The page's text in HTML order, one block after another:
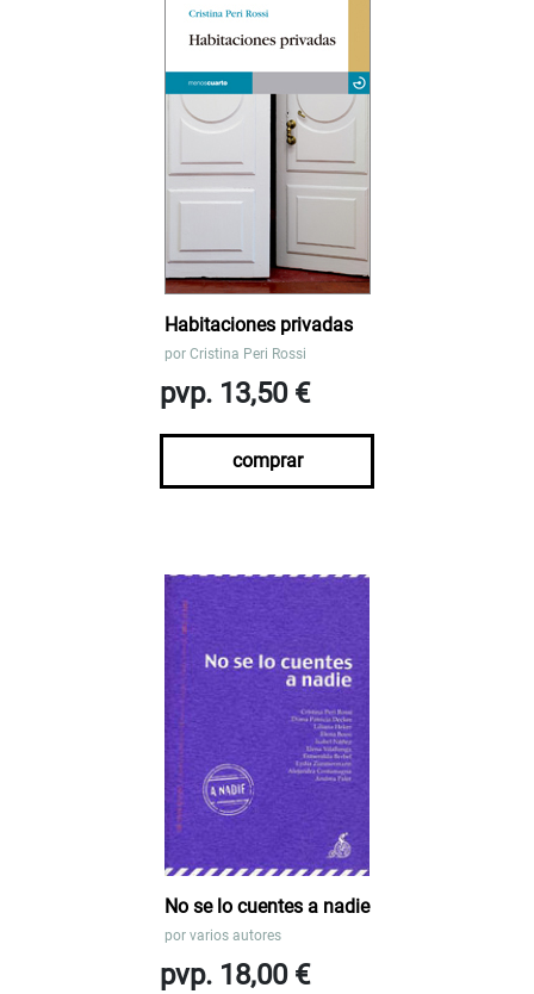
Habitaciones privadas
por Cristina Peri Rossi
pvp. 13,50 €
comprar
No se lo cuentes a nadie
por varios autores
pvp. 18,00 €